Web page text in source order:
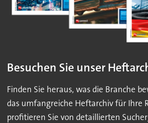
Besuchen Sie unser
Finden Sie heraus, was die Branche
das umfangreiche Heftarchiv für Ihre
profitieren Sie von detaillierten